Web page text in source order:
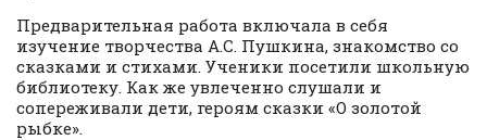
Предварительная работа включала в себя
изучение творчества А.С. Пушкина, знакомство со
сказками и стихами. Ученики посетили школьную
библиотеку. Как же увлеченно слушали и
сопереживали дети, героям сказки «О золотой
рыбке».